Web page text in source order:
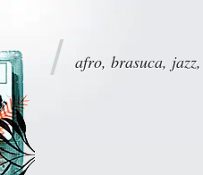
afro, brasuca,